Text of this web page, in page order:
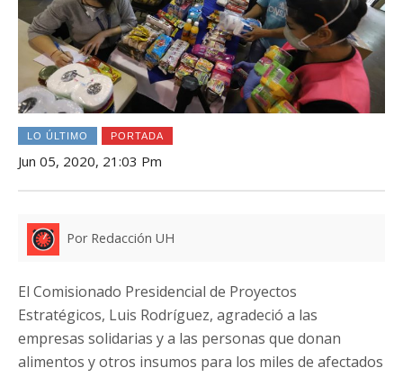
LO ÚLTIMO PORTADA
Jun 05, 2020, 21:03 Pm
Por Redacción UH
El Comisionado Presidencial de Proyectos
Estratégicos, Luis Rodríguez, agradeció a las
empresas solidarias y a las personas que donan
alimentos y otros insumos para los miles de afectados